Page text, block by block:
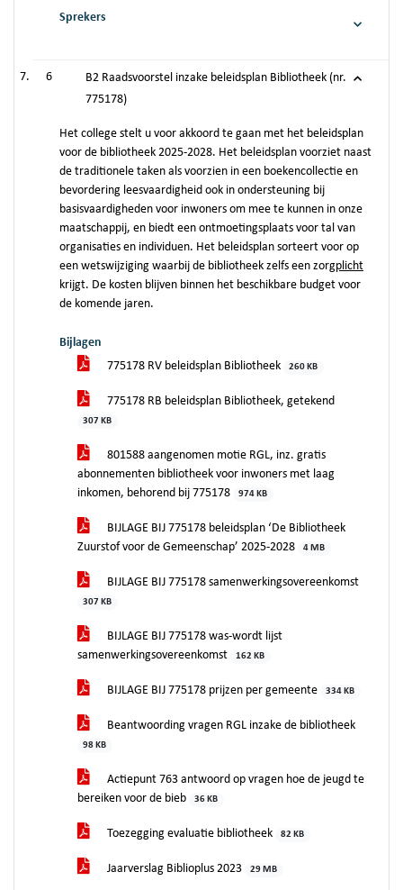
Sprekers
6
B2 Raadsvoorstel inzake beleidsplan Bibliotheek (nr.
775178)
Het college stelt u voor akkoord te gaan met het beleidsplan
voor de bibliotheek 2025-2028. Het beleidsplan voorziet naast
de traditionele taken als voorzien in een boekencollectie en
bevordering leesvaardigheid ook in ondersteuning bij
basisvaardigheden voor inwoners om mee te kunnen in onze
maatschappij, en biedt een ontmoetingsplaats voor tal van
organisaties en individuen. Het beleidsplan sorteert voor op
een wetswijziging waarbij de bibliotheek zelfs een zorgplicht
krijgt. De kosten blijven binnen het beschikbare budget voor
de komende jaren.
Bijlagen
775178 RV beleidsplan Bibliotheek
260 KB
775178 RB beleidsplan Bibliotheek, getekend
307 KB
801588 aangenomen motie RGL, inz. gratis
abonnementen bibliotheek voor inwoners met laag
inkomen, behorend bij 775178
974 KB
BIJLAGE BIJ 775178 beleidsplan ‘De Bibliotheek
Zuurstof voor de Gemeenschap’ 2025-2028
4 MB
BIJLAGE BIJ 775178 samenwerkingsovereenkomst
307 KB
BIJLAGE BIJ 775178 was-wordt lijst
samenwerkingsovereenkomst
162 KB
BIJLAGE BIJ 775178 prijzen per gemeente 334 KB
Beantwoording vragen RGL inzake de bibliotheek
98 KB
Actiepunt 763 antwoord op vragen hoe de jeugd te
bereiken voor de bieb
36 KB
Toezegging evaluatie bibliotheek 82 KB
Jaarverslag Biblioplus 2023 29 MB